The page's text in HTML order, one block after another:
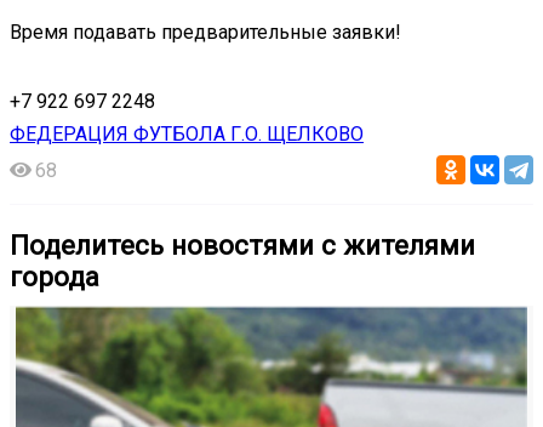
Время подавать предварительные заявки!
+7 922 697 2248
ФЕДЕРАЦИЯ ФУТБОЛА Г.О. ЩЕЛКОВО
68
Поделитесь новостями с жителями
города